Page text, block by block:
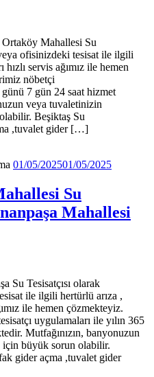
Ortaköy Mahallesi Su
ofisinizdeki tesisat ile ilgili
hızlı servis ağımız ile hemen
nöbetçi
günü 7 gün 24 saat hizmet
veya tuvaletinizin
Beşiktaş Su
,tuvalet gider […]
01/05/202501/05/2025
Su
Mahallesi
Su Tesisatçısı olarak
ile ilgili hertürlü arıza ,
ile hemen çözmekteyiz.
uygulamaları ile yılın 365
Mutfağınızın, banyonuzun
için büyük sorun olabilir.
gider açma ,tuvalet gider